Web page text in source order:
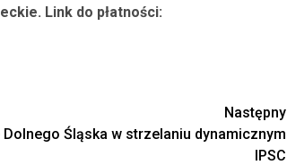
Link do płatności:
Następny
Śląska w strzelaniu dynamicznym
IPSC